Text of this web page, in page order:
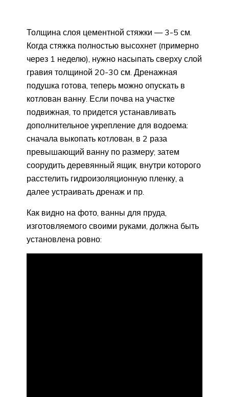
Толщина слоя цементной стяжки — 3-5 см.
Когда стяжка полностью высохнет (примерно
через 1 неделю), нужно насыпать сверху слой
гравия толщиной 20-30 см. Дренажная
подушка готова, теперь можно опускать в
котлован ванну. Если почва на участке
подвижная, то придется устанавливать
дополнительное укрепление для водоема:
сначала выкопать котлован, в 2 раза
превышающий ванну по размеру; затем
соорудить деревянный ящик, внутри которого
расстелить гидроизоляционную пленку, а
далее устраивать дренаж и пр.
Как видно на фото, ванны для пруда,
изготовляемого своими руками, должна быть
установлена ровно: